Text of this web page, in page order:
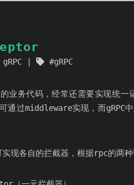
gRPC gRPC
业务代码，经常还需要实现统
通过middleware实现，而
实现各自的拦截器，根据rpc的两种